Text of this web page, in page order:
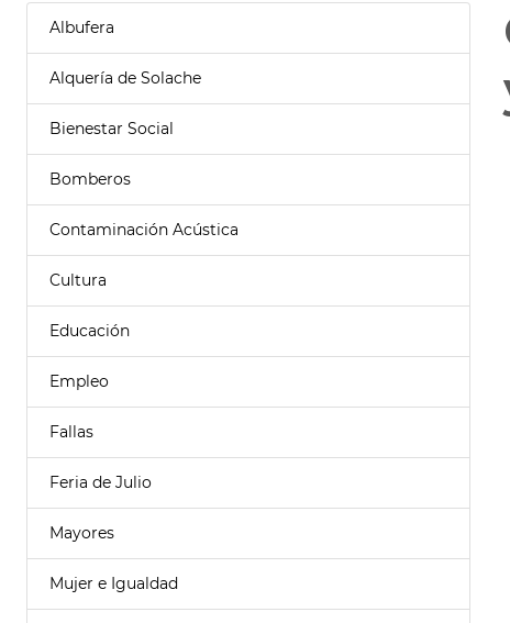
Albufera
Alquería de Solache
Bienestar Social
Bomberos
Contaminación Acústica
Cultura
Educación
Empleo
Fallas
Feria de Julio
Mayores
Mujer e Igualdad